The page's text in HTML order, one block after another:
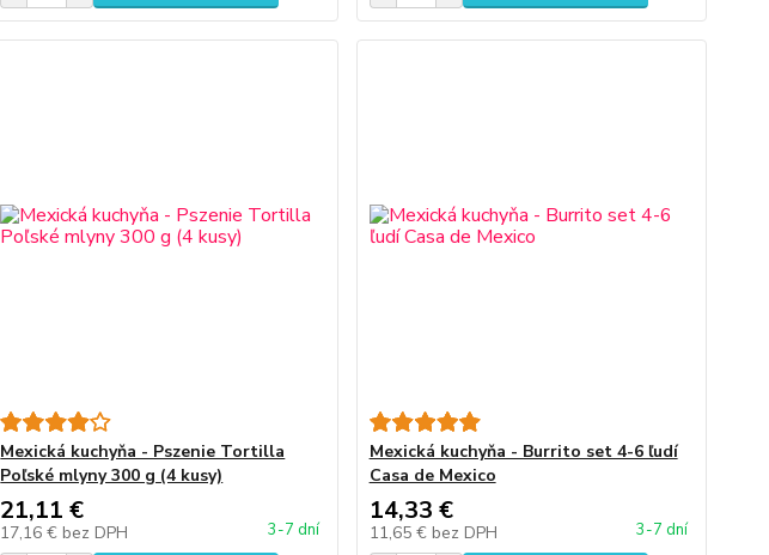
Mexická kuchyňa - Pszenie Tortilla
Poľské mlyny 300 g (4 kusy)
21,11 €
17,16 € bez DPH 3-7 dní
Mexická kuchyňa - Burrito set 4-6 ľudí
Casa de Mexico
14,33 €
11,65 € bez DPH 3-7 dní